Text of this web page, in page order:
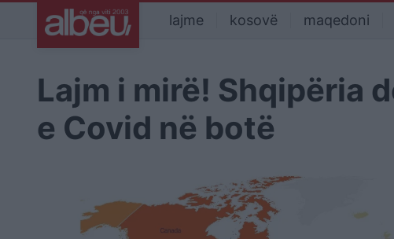
lajme kosovë maqedoni
Lajm i mirë! Shqipëria
e Covid në botë